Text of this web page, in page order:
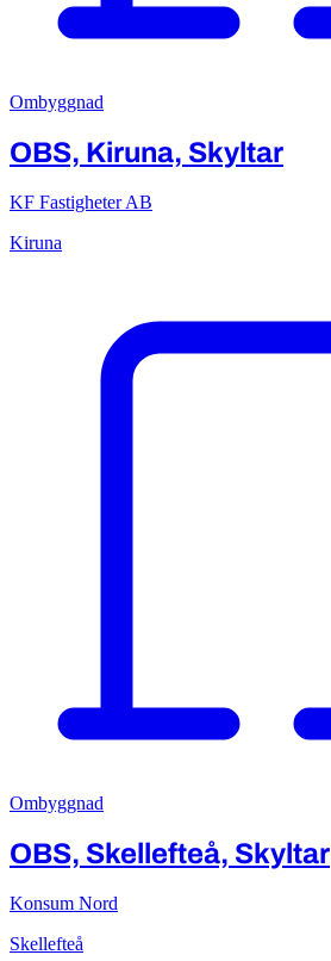
Ombyggnad
OBS, Kiruna, Skyltar
KF Fastigheter AB
Kiruna
Ombyggnad
OBS, Skellefteå, Skyltar
Konsum Nord
Skellefteå